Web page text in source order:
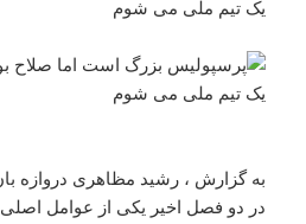
یک تیم ملی می شوم
به گزارش ، رشید مظاهری دروازه
در دو فصل اخیر یکی از عوامل اصلی